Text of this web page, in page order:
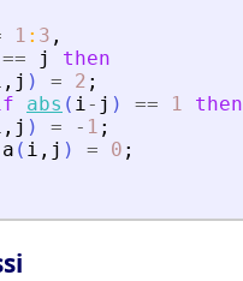
1 : 3 ,
== j
then
, j ) = 2 ;
abs ( i- j ) == 1
then
, j ) = - 1 ;
a ( i , j ) = 0 ;